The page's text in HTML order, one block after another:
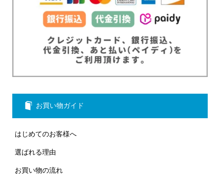
お買い物ガイド
はじめてのお客様へ
選ばれる理由
お買い物の流れ